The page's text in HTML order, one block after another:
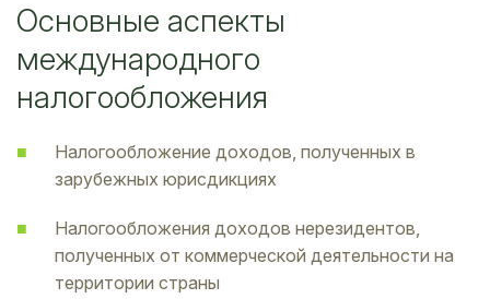
Основные аспекты
международного
налогообложения
Налогообложение доходов, полученных в
зарубежных юрисдикциях
Налогообложения доходов нерезидентов,
полученных от коммерческой деятельности на
территории страны